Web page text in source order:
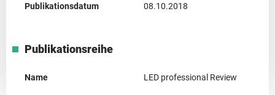
Publikationsdatum
08.10.2018
Publikationsreihe
Name LED professional Review